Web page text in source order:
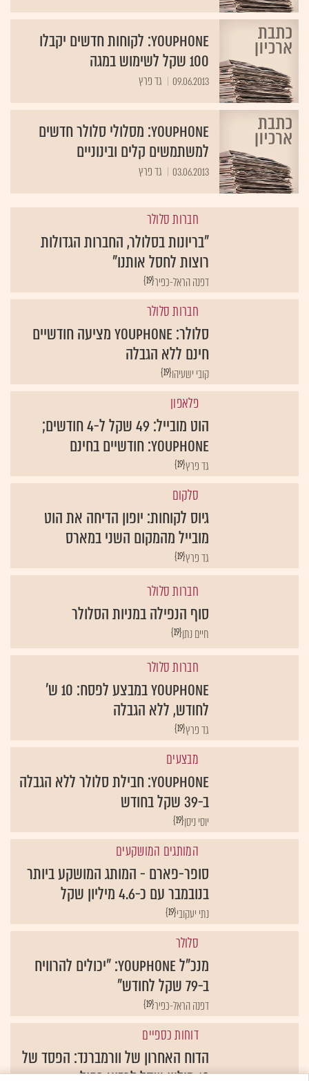
YouPhone: לקוחות חדשים יקבלו
100 שקל לשימוש במגה
09.06.2013 גד פרץ
YouPhone: מסלולי סלולר חדשים
למשתמשים קלים ובינוניים
03.06.2013 גד פרץ
חברות סלולר
"בריונות בסלולר, החברות הגדולות
רוצות לחסל אותנו"
{19}דפנה הראל-כפיר
חברות סלולר
סלולר: YouPhone מציעה חודשיים
חינם ללא הגבלה
{19}קובי ישעיהו
פלאפון
הוט מובייל: 49 שקל ל-4 חודשים;
YouPhone: חודשיים בחינם
{19}גד פרץ
סלקום
גיוס לקוחות: יופון הדיחה את הוט
מובייל מהמקום השני במארס
{19}גד פרץ
חברות סלולר
סוף הנפילה במניות הסלולר
{19}חיים נתן
חברות סלולר
YouPhone במבצע לפסח: 10 ש'
לחודש, ללא הגבלה
{19}גד פרץ
מבצעים
YouPhone: חבילת סלולר ללא הגבלה
ב-39 שקל בחודש
{19}יוסי ניסן
המותגים המושקעים
סופר-פארם - המותג המושקע ביותר
בנובמבר עם כ-4.6 מיליון שקל
{19}נתי יעקובי
סלולר
מנכ"ל YouPhone: "יכולים להרוויח
ב-79 שקל לחודש"
{19}דפנה הראל-כפיר
דוחות כספיים
הדוח האחרון של וורמברנד: הפסד של